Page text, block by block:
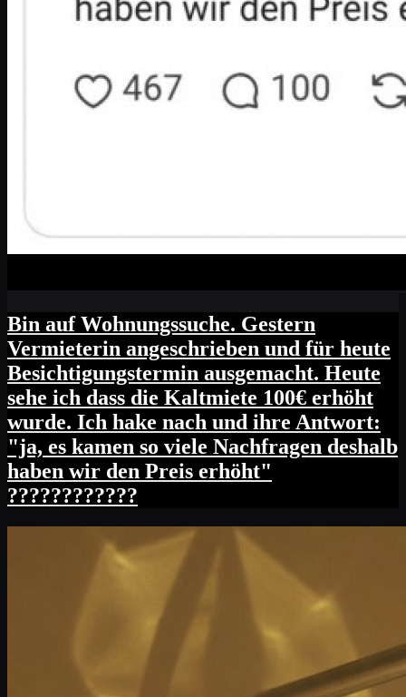
Bin auf Wohnungssuche. Gestern
Vermieterin angeschrieben und für heute
Besichtigungstermin ausgemacht. Heute
sehe ich dass die Kaltmiete 100€ erhöht
wurde. Ich hake nach und ihre Antwort:
"ja, es kamen so viele Nachfragen deshalb
haben wir den Preis erhöht"
????????????